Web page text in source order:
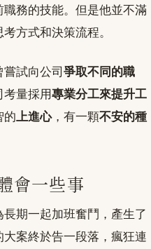
務的技能。但是他並不滿
方式和決策流程。
試向公司 爭取不同的職
考量採用專業分工來提升工
的上進心，有一顆不安的種
會一些事
期一起加班奮鬥，產生了
案終於告一段落，瘋狂連